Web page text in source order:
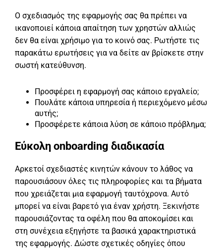
Ο σχεδιασμός της εφαρμογής σας θα πρέπει να
ικανοποιεί κάποια απαίτηση των χρηστών αλλιώς
δεν θα είναι χρήσιμο για το κοινό σας. Ρωτήστε τις
παρακάτω ερωτήσεις για να δείτε αν βρίσκετε στην
σωστή κατεύθυνση.
Προσφέρει η εφαρμογή σας κάποιο εργαλείο;
Πουλάτε κάποια υπηρεσία ή περιεχόμενο μέσω
αυτής;
Προσφέρετε κάποια λύση σε κάποιο πρόβλημα;
Εύκολη onboarding διαδικασία
Αρκετοί σχεδιαστές κινητών κάνουν το λάθος να
παρουσιάσουν όλες τις πληροφορίες και τα βήματα
που χρειάζεται μια εφαρμογή ταυτόχρονα. Αυτό
μπορεί να είναι βαρετό για έναν χρήστη. Ξεκινήστε
παρουσιάζοντας τα οφέλη που θα αποκομίσει και
στη συνέχεια εξηγήστε τα βασικά χαρακτηριστικά
της εφαρμογής. Δώστε σχετικές οδηγίες όπου